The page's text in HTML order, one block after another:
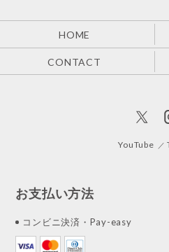
HOME
CONTACT
YouTube
お支払い方法
コンビニ決済・Pay-easy